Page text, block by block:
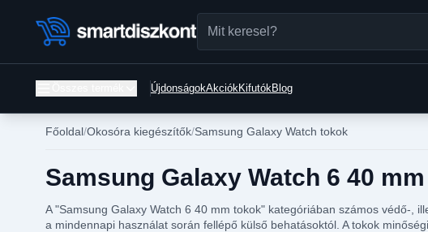
ÚjdonságokAkciókKifutókBlog
Főoldal Okosóra kiegészítők Samsung Galaxy Watch tokok
Samsung Galaxy Watch 6 40
A "Samsung Galaxy Watch 6 40 mm tokok" kategóriában számos védő-,
a mindennapi használat során fellépő külső behatásoktól. A tokok